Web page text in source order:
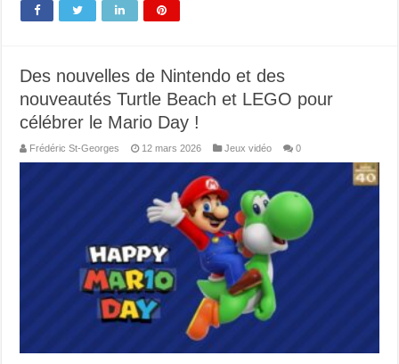
Des nouvelles de Nintendo et des
nouveautés Turtle Beach et LEGO pour
célébrer le Mario Day !
Frédéric St-Georges 12 mars 2026 Jeux vidéo 0